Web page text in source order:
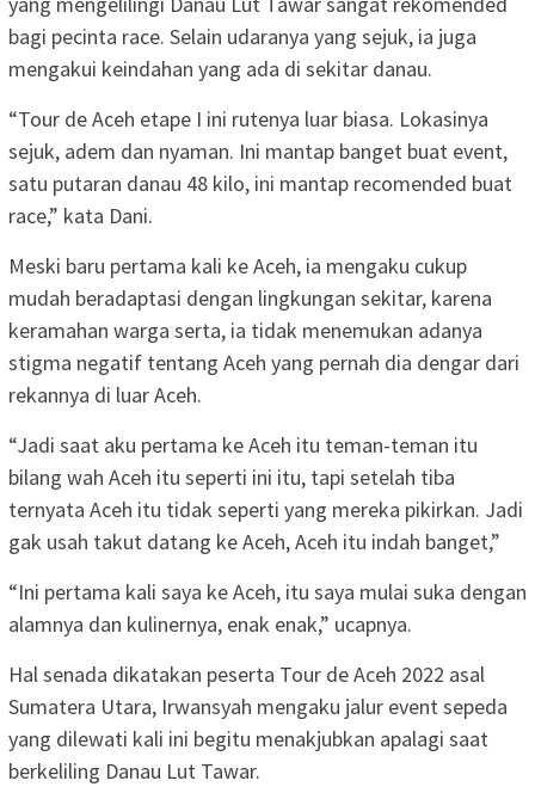
bagi pecinta race. Selain udaranya yang sejuk, ia juga
mengakui keindahan yang ada di sekitar danau.
“Tour de Aceh etape I ini rutenya luar biasa. Lokasinya
sejuk, adem dan nyaman. Ini mantap banget buat event,
satu putaran danau 48 kilo, ini mantap recomended buat
race,” kata Dani.
Meski baru pertama kali ke Aceh, ia mengaku cukup
mudah beradaptasi dengan lingkungan sekitar, karena
keramahan warga serta, ia tidak menemukan adanya
stigma negatif tentang Aceh yang pernah dia dengar dari
rekannya di luar Aceh.
“Jadi saat aku pertama ke Aceh itu teman-teman itu
bilang wah Aceh itu seperti ini itu, tapi setelah tiba
ternyata Aceh itu tidak seperti yang mereka pikirkan. Jadi
gak usah takut datang ke Aceh, Aceh itu indah banget,”
“Ini pertama kali saya ke Aceh, itu saya mulai suka dengan
alamnya dan kulinernya, enak enak,” ucapnya.
Hal senada dikatakan peserta Tour de Aceh 2022 asal
Sumatera Utara, Irwansyah mengaku jalur event sepeda
yang dilewati kali ini begitu menakjubkan apalagi saat
berkeliling Danau Lut Tawar.